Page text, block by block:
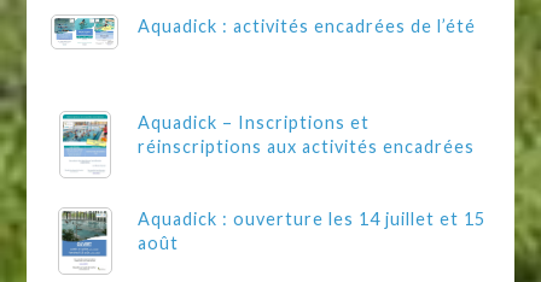
Aquadick : activités encadrées de l’été
Aquadick – Inscriptions et
réinscriptions aux activités encadrées
Aquadick : ouverture les 14 juillet et 15
août